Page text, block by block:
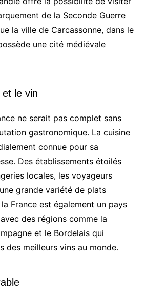
de la Seconde Guerre
la ville de Carcassonne, dans le
une cité médiévale
le vin
ne serait pas complet sans
gastronomique. La cuisine
connue pour sa
Des établissements étoilés
locales, les voyageurs
grande variété de plats
France est également un pays
des régions comme la
et le Bordelais qui
des meilleurs vins au monde.